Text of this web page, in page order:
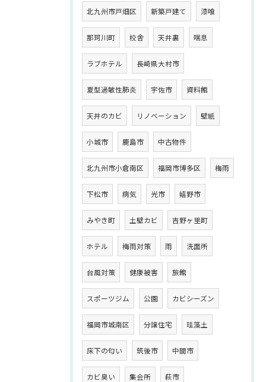
北九州市戸畑区 新築戸建て 漆喰
那珂川町 校舎 天井裏 喘息
ラブホテル 長崎県大村市
夏型過敏性肺炎 宇佐市 資料館
天井のカビ リノベーション 壁紙
小城市 鹿島市 中古物件
北九州市小倉南区 福岡市博多区 梅雨
下松市 病気 光市 嬉野市
みやき町 土壁カビ 吉野ヶ里町
ホテル 梅雨対策 雨 洗面所
台風対策 健康被害 旅館
スポーツジム 公園 カビシーズン
福岡市城南区 分譲住宅 珪藻土
床下の匂い 筑後市 中間市
カビ臭い 集会所 萩市